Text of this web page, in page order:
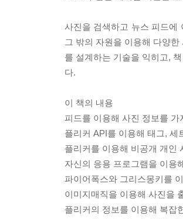
사진을 검색하고 뉴스 피드에
그 밖의 자원을 이용해 다양
를 설계하는 기술을 익히고,
다.
이 책의 내용
피드를 이용해 사진 정보를 가
플리커 API를 이용해 태그, 세
플리커를 이용해 비공개 개인
자신의 응용 프로그램을 이용
파이어폭스와 그리스몽키를
이미지매직을 이용해 사진을
플리커의 정보를 이용해 복잡